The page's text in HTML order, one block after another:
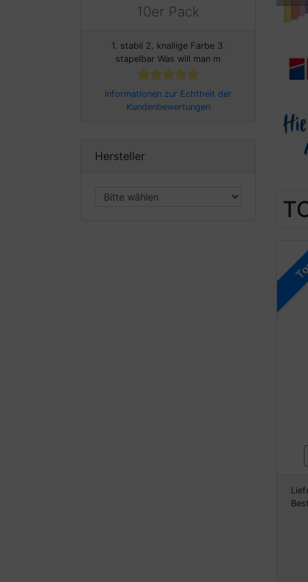
10er Pack
1. stabil 2. knallige Farbe 3.
stapelbar Was will man m
Informationen zur Echtheit der
Kundenbewertungen
Hersteller